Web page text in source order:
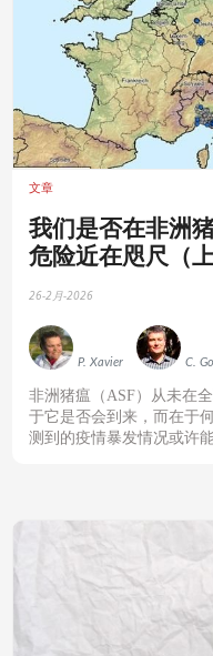
文章
我们是否在非洲
危险近在咫尺（上
26-2月-2026
P. Xavier C.
非洲猪瘟（ASF）从未在
于它是否会到来，而在于
测到的疫情暴发情况或许